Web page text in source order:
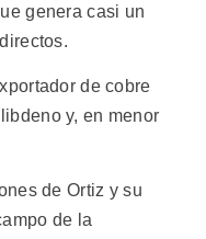
genera casi un
de cobre
y, en menor
de Ortiz y su
de la